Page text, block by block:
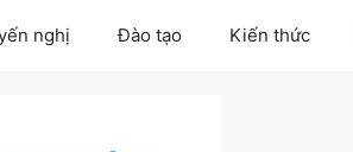
nghị Đào tạo Kiến thức